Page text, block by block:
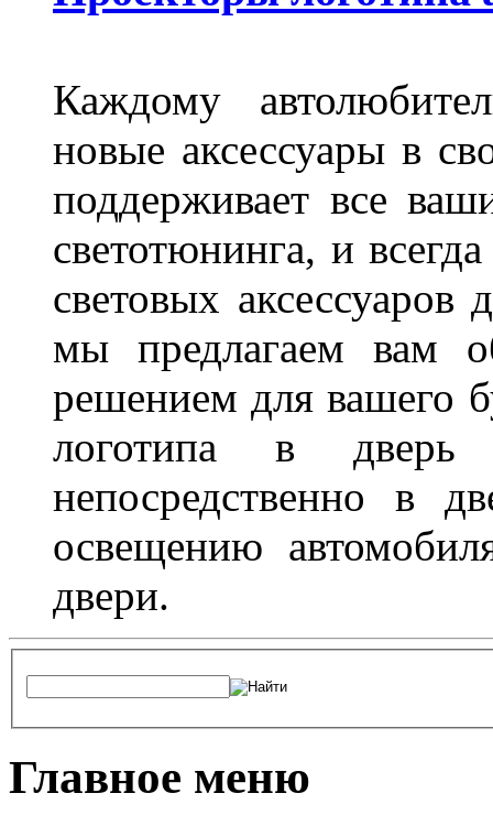
Каждому
новые аксессуары в
поддерживает все
светотюнинга, и
световых
мы предлагаем вам
решением для вашего
логотипа в дверь
непосредственно в
освещению
двери.
Главное меню